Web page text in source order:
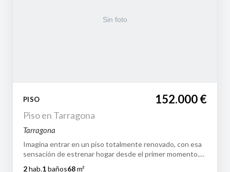
PISO 152.000 €
Piso en Tarragona
Tarragona
Imagina entrar en un piso totalmente renovado, con esa
sensación de estrenar hogar desde el primer momento.
2hab.1baños68m²